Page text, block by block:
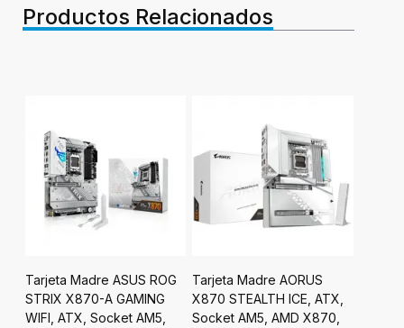
Productos Relacionados
Tarjeta Madre ASUS ROG
STRIX X870-A GAMING
WIFI, ATX, Socket AM5,
Tarjeta Madre AORUS
X870 STEALTH ICE, ATX,
Socket AM5, AMD X870,